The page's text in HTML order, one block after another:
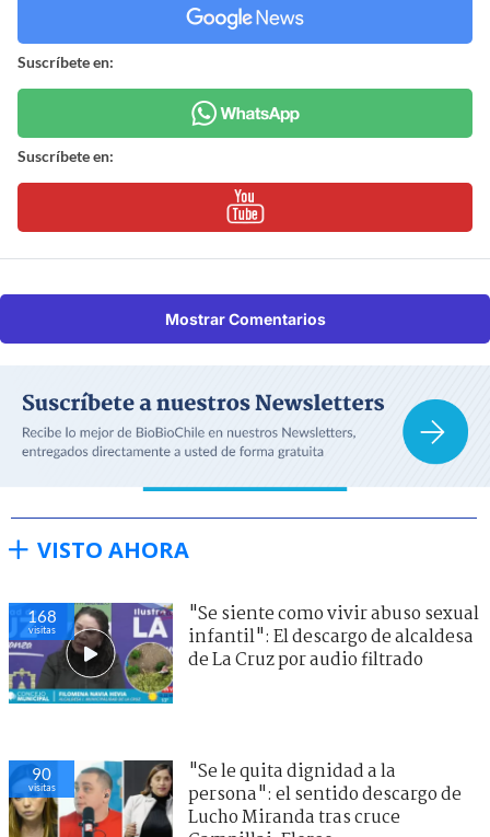
Suscríbete en:
Suscríbete en:
Mostrar Comentarios
VISTO AHORA
168
visitas
"Se siente como vivir abuso sexual
infantil": El descargo de alcaldesa
de La Cruz por audio filtrado
90
visitas
"Se le quita dignidad a la
persona": el sentido descargo de
Lucho Miranda tras cruce